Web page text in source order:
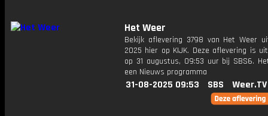
Het Weer
Bekijk aflevering 3798 van Het Weer
2025 hier op KIJK. Deze aflevering is
op 31 augustus, 09:53 uur bij SBS6.
een Nieuws programma
31-08-2025 09:53 SBS Weer.TV